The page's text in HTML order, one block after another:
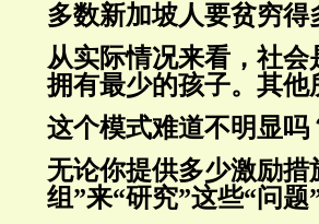
多数新加坡人要贫穷得
从实际情况来看，社
拥有最少的孩子。其
这个模式难道不明显吗
无论你提供多少激励
组”来“研究”这些“问